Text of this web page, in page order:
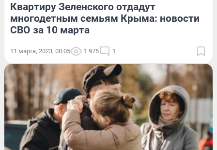
Квартиру Зеленского отдадут
многодетным семьям Крыма: новости
СВО за 10 марта
11 марта, 2023, 00:05 1 975 1